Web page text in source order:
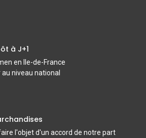
à J+1
en Ile-de-France
niveau national
l'objet d'un accord de notre part